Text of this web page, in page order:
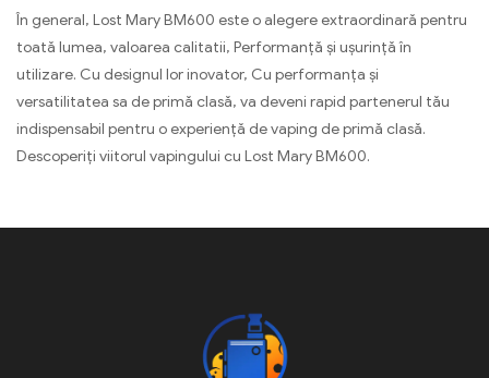
În general, Lost Mary BM600 este o alegere extraordinară pentru
toată lumea, valoarea calitatii, Performanță și ușurință în
utilizare. Cu designul lor inovator, Cu performanța și
versatilitatea sa de primă clasă, va deveni rapid partenerul tău
indispensabil pentru o experiență de vaping de primă clasă.
Descoperiți viitorul vapingului cu Lost Mary BM600.